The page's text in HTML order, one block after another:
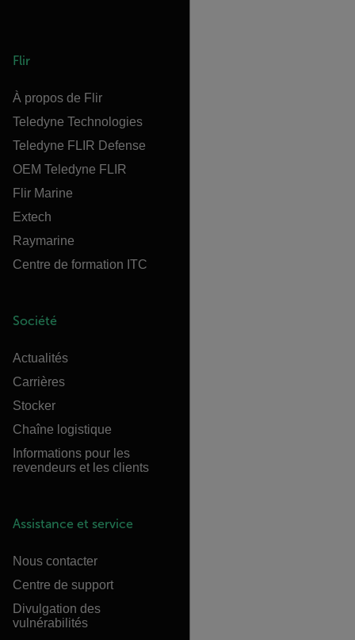
Flir
À propos de Flir
Teledyne Technologies
Teledyne FLIR Defense
OEM Teledyne FLIR
Flir Marine
Extech
Raymarine
Centre de formation ITC
Société
Actualités
Carrières
Stocker
Chaîne logistique
Informations pour les
revendeurs et les clients
Assistance et service
Nous contacter
Centre de support
Divulgation des
vulnérabilités